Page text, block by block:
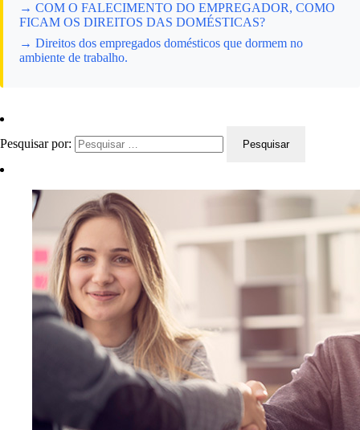
→ COM O FALECIMENTO DO EMPREGADOR, COMO
FICAM OS DIREITOS DAS DOMÉSTICAS?
→ Direitos dos empregados domésticos que dormem no
ambiente de trabalho.
Pesquisar por: